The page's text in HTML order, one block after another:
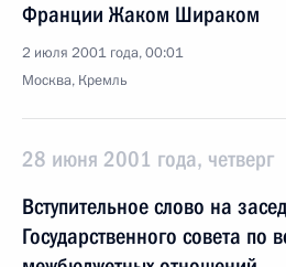
Франции Жаком Шираком
2 июля 2001 года, 00:01
Москва, Кремль
28 июня 2001 года, четверг
Вступительное слово на
Государственного совета по